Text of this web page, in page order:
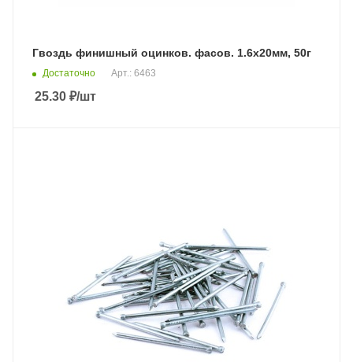
Гвоздь финишный оцинков. фасов. 1.6х20мм, 50г
Достаточно Арт.: 6463
25.30 ₽/шт